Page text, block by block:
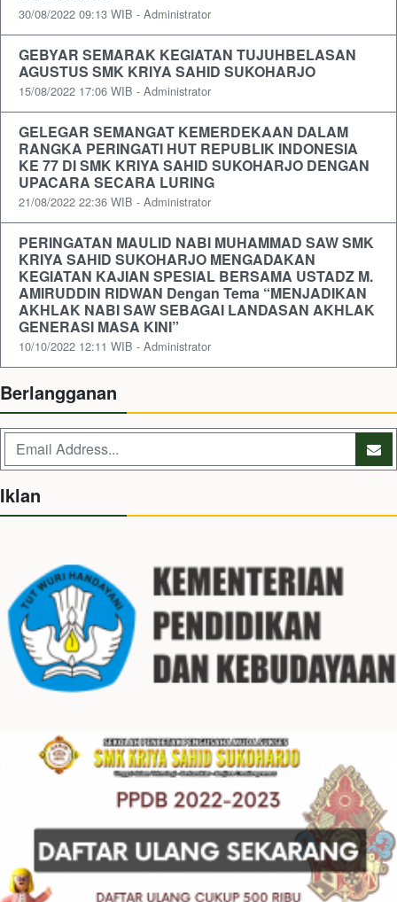
30/08/2022 09:13 WIB - Administrator
GEBYAR SEMARAK KEGIATAN TUJUHBELASAN
AGUSTUS SMK KRIYA SAHID SUKOHARJO
15/08/2022 17:06 WIB - Administrator
GELEGAR SEMANGAT KEMERDEKAAN DALAM
RANGKA PERINGATI HUT REPUBLIK INDONESIA
KE 77 DI SMK KRIYA SAHID SUKOHARJO DENGAN
UPACARA SECARA LURING
21/08/2022 22:36 WIB - Administrator
PERINGATAN MAULID NABI MUHAMMAD SAW SMK
KRIYA SAHID SUKOHARJO MENGADAKAN
KEGIATAN KAJIAN SPESIAL BERSAMA USTADZ M.
AMIRUDDIN RIDWAN Dengan Tema “MENJADIKAN
AKHLAK NABI SAW SEBAGAI LANDASAN AKHLAK
GENERASI MASA KINI”
10/10/2022 12:11 WIB - Administrator
Berlangganan
Iklan